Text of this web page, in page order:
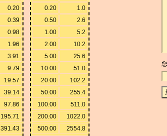
0.20
0.39
0.98
1.96
3.91
9.79
19.57
39.14
97.86
195.71
391.43
0.20
1.0
0.50
2.6
1.00
5.2
2.00
10.2
5.00
25.6
10.00
51.0
20.00
102.2
50.00
255.4
100.00
511.0
200.00
1022.0
500.00
2554.8